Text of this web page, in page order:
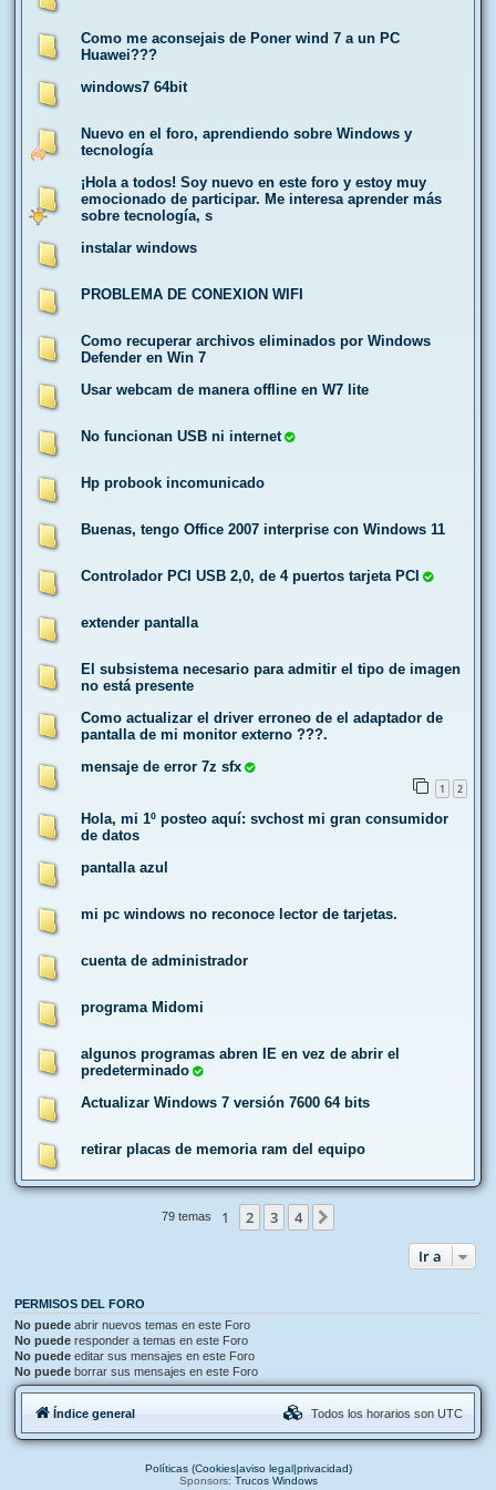
Como me aconsejais de Poner wind 7 a un PC
Huawei???
windows7 64bit
Nuevo en el foro, aprendiendo sobre Windows y
tecnología
¡Hola a todos! Soy nuevo en este foro y estoy muy
emocionado de participar. Me interesa aprender más
sobre tecnología, s
instalar windows
PROBLEMA DE CONEXION WIFI
Como recuperar archivos eliminados por Windows
Defender en Win 7
Usar webcam de manera offline en W7 lite
No funcionan USB ni internet
Hp probook incomunicado
Buenas, tengo Office 2007 interprise con Windows 11
Controlador PCI USB 2,0, de 4 puertos tarjeta PCI
extender pantalla
El subsistema necesario para admitir el tipo de imagen
no está presente
Como actualizar el driver erroneo de el adaptador de
pantalla de mi monitor externo ???.
mensaje de error 7z sfx
1 2
Hola, mi 1º posteo aquí: svchost mi gran consumidor
de datos
pantalla azul
mi pc windows no reconoce lector de tarjetas.
cuenta de administrador
programa Midomi
algunos programas abren IE en vez de abrir el
predeterminado
Actualizar Windows 7 versión 7600 64 bits
retirar placas de memoria ram del equipo
79 temas 1 2 3 4
Ir a
PERMISOS DEL FORO
No puede abrir nuevos temas en este Foro
No puede responder a temas en este Foro
No puede editar sus mensajes en este Foro
No puede borrar sus mensajes en este Foro
Índice general Todos los horarios son UTC
Políticas (Cookies|aviso legal|privacidad)
Sponsors: Trucos Windows